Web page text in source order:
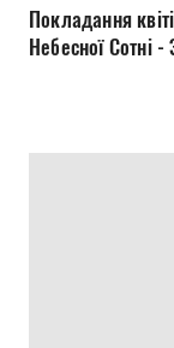
Покладання
Небесної Сотні -